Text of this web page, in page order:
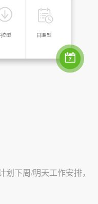
划下周/明天工作安排，